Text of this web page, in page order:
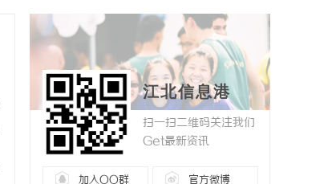
江北信息港
扫一扫二维码关注我们
Get最新资讯
加入QQ群 官方微博